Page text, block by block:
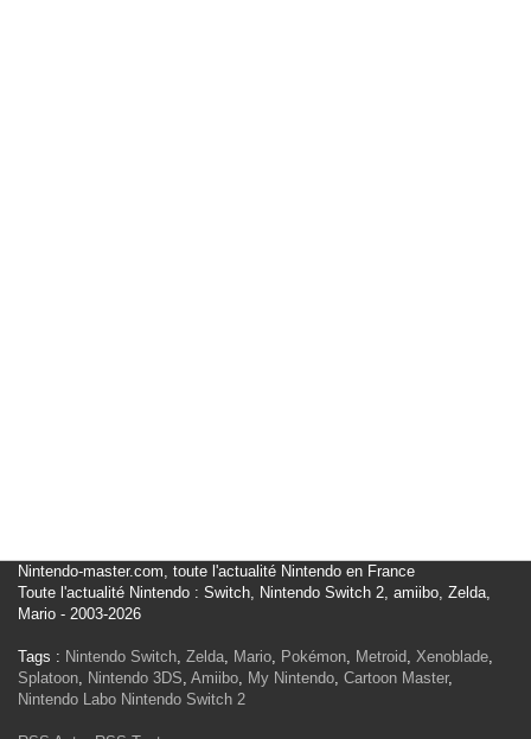
Nintendo-master.com, toute l'actualité Nintendo en France
Toute l'actualité Nintendo : Switch, Nintendo Switch 2, amiibo, Zelda,
Mario - 2003-2026
Tags : Nintendo Switch, Zelda, Mario, Pokémon, Metroid, Xenoblade,
Splatoon, Nintendo 3DS, Amiibo, My Nintendo, Cartoon Master,
Nintendo Labo Nintendo Switch 2